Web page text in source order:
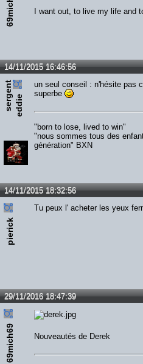
I want out, to live my life and
14/11/2015 16:46:56
s
e
rg
e
n
t
e
d
d
ie
un seul conseil : n'hésite pas
superbe
"born to lose, lived to win"
"nous sommes tous des
génération" BXN
14/11/2015 18:32:56
pierick
Tu peux l' acheter les yeux
29/11/2016 18:47:39
69mich69 Nouveautés de Derek